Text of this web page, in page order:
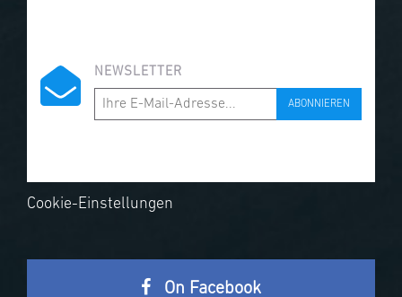
NEWSLETTER
ABONNIEREN
Cookie-Einstellungen
On Facebook